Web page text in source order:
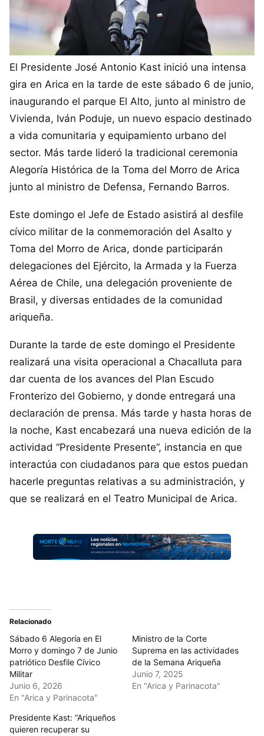
El Presidente José Antonio Kast inició una intensa
gira en Arica en la tarde de este sábado 6 de junio,
inaugurando el parque El Alto, junto al ministro de
Vivienda, Iván Poduje, un nuevo espacio destinado
a vida comunitaria y equipamiento urbano del
sector. Más tarde lideró la tradicional ceremonia
Alegoría Histórica de la Toma del Morro de Arica
junto al ministro de Defensa, Fernando Barros.
Este domingo el Jefe de Estado asistirá al desfile
cívico militar de la conmemoración del Asalto y
Toma del Morro de Arica, donde participarán
delegaciones del Ejército, la Armada y la Fuerza
Aérea de Chile, una delegación proveniente de
Brasil, y diversas entidades de la comunidad
ariqueña.
Durante la tarde de este domingo el Presidente
realizará una visita operacional a Chacalluta para
dar cuenta de los avances del Plan Escudo
Fronterizo del Gobierno, y donde entregará una
declaración de prensa. Más tarde y hasta horas de
la noche, Kast encabezará una nueva edición de la
actividad “Presidente Presente”, instancia en que
interactúa con ciudadanos para que estos puedan
hacerle preguntas relativas a su administración, y
que se realizará en el Teatro Municipal de Arica.
Relacionado
Sábado 6 Alegoría en El
Morro y domingo 7 de Junio
patriótico Desfile Cívico
Militar
Junio 6, 2026
En "Arica y Parinacota"
Ministro de la Corte
Suprema en las actividades
de la Semana Ariqueña
Junio 7, 2025
En "Arica y Parinacota"
Presidente Kast: “Ariqueños
quieren recuperar su